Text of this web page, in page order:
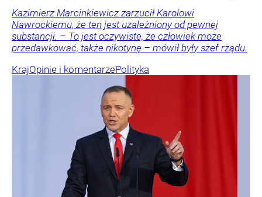
Kazimierz Marcinkiewicz zarzucił Karolowi
Nawrockiemu, że ten jest uzależniony od pewnej
substancji. – To jest oczywiste, że człowiek może
przedawkować, także nikotynę – mówił były szef rządu.
KrajOpinie i komentarzePolityka